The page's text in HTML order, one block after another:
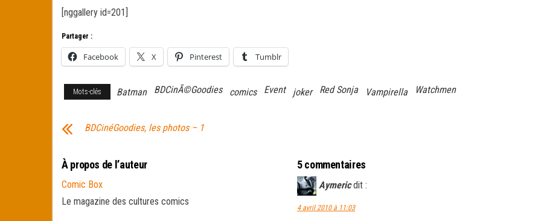
[nggallery id=201]
Partager :
Facebook X Pinterest Tumblr
Mots-clés Batman BDCinÃ©Goodies comics Event joker Red Sonja Vampirella Watchmen
BDCinéGoodies, les photos – 1
À propos de l’auteur
Comic Box
Le magazine des cultures comics
5 commentaires
Aymeric dit :
4 avril 2010 à 11:03